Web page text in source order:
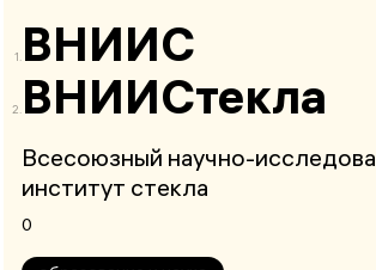
ВНИИС
ВНИИСтекла
Всесоюзный научно-
институт стекла
0